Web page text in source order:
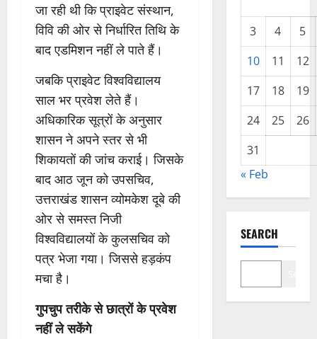
जा रही थी कि प्राइवेट संस्थान,
विवि की ओर से निर्धारित तिथि के
बाद एडमिशन नहीं ले पाते हैं।
जबकि प्राइवेट विश्वविद्यालय
साल भर प्रवेश लेते हैं।
अधिकारिक सूत्रों के अनुसार
शासन ने अपने स्तर से भी
शिकायतों की जांच कराई। जिसके
बाद आठ जून को उपसचिव,
उत्तराखंड शासन व्योमकेश दूबे की
ओर से समस्त निजी
विश्वविद्यालयों के कुलसचिव को
पत्र भेजा गया। जिससे हड़कंप
मचा है।
गुपचुप तरीके से छात्राें के प्रवेश
नहीं ले सकेंगे
3 4
5
10
11
12
17
18
19
24
25
26
31
« Feb
SEARCH